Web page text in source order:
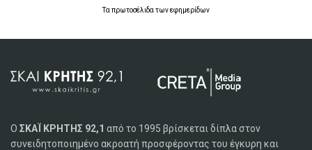
Τα πρωτοσέλιδα τωνεφημερίδων
Ο ΣΚΑΪ ΚΡΗΤΗΣ 92,1 από το 1995 βρίσκεται δίπλα στον
συνειδητοποιημένο ακροατή προσφέροντας του έγκυρη και